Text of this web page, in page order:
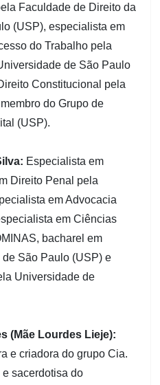
Faculdade de Direito da
(USP), especialista em
do Trabalho pela
de São Paulo
Constitucional pela
do Grupo de
(USP).
Especialista em
Direito Penal pela
em Advocacia
em Ciências
bacharel em
São Paulo (USP) e
Universidade de
(Mãe Lourdes Lieje):
e criadora do grupo Cia.
e sacerdotisa do